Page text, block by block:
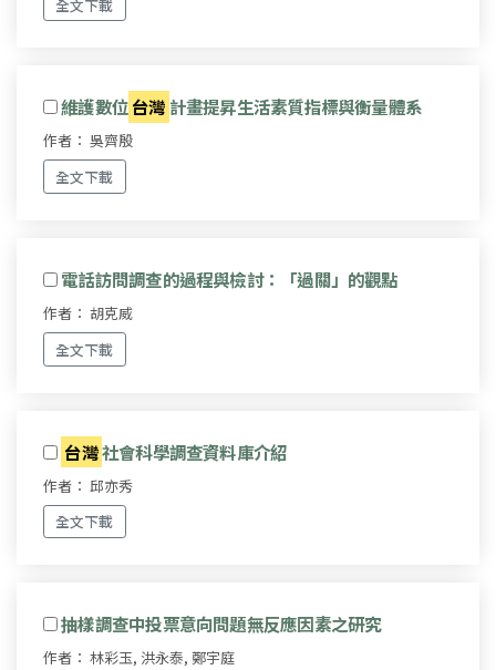
全文下載
維護數位台灣 計畫提昇生活素質指標與衡量體系
作者： 吳齊殷
全文下載
電話訪問調查的過程與檢討：「過關」的觀點
作者： 胡克威
全文下載
台灣社會科學調查資料庫介紹
作者： 邱亦秀
全文下載
抽樣調查中投票意向問題無反應因素之研究
作者： 林彩玉, 洪永泰, 鄭宇庭